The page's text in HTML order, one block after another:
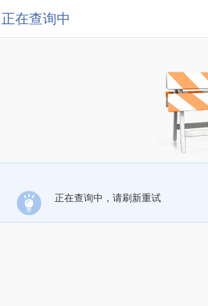
正在查询中
正在查询中，请刷新重试